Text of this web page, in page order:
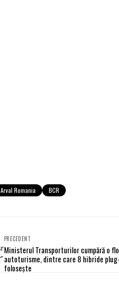
Arval Romania BCR
PRECEDENT
Ministerul Transporturilor cumpără o
autoturisme, dintre care 8 hibride
folosește